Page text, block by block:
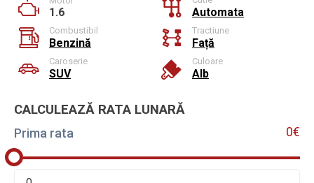
1.6 Automata
Combustibil
Benzină
Tractiune
Față
Caroserie
SUV
Culoare
Alb
CALCULEAZĂ RATA LUNARĂ
Prima rata 0€